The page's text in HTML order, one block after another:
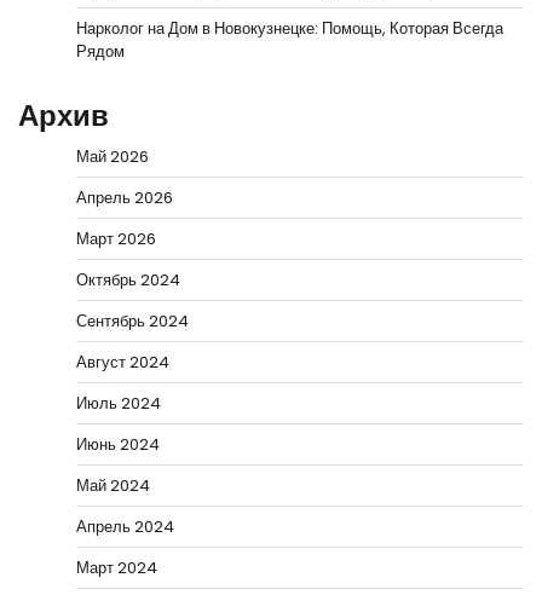
Нарколог на Дом в Новокузнецке: Помощь, Которая Всегда
Рядом
Архив
Май 2026
Апрель 2026
Март 2026
Октябрь 2024
Сентябрь 2024
Август 2024
Июль 2024
Июнь 2024
Май 2024
Апрель 2024
Март 2024